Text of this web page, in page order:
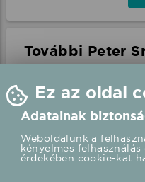
További Peter
Ez az oldal
Adatainak
Weboldalunk a
kényelmes
érdekében cookie-kat